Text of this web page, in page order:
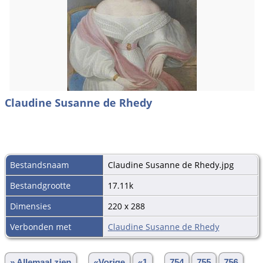
Claudine Susanne de Rhedy
Bestandsnaam
Claudine Susanne de Rhedy.jpg
Bestandgrootte
17.11k
Dimensies
220 x 288
Verbonden met
Claudine Susanne de Rhedy